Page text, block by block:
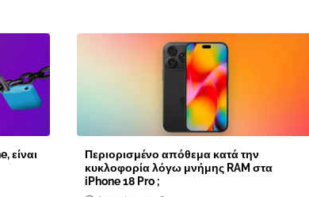
είναι
Περιορισμένο απόθεμα κατά την
κυκλοφορία λόγω μνήμης RAM στα
iPhone 18 Pro ;